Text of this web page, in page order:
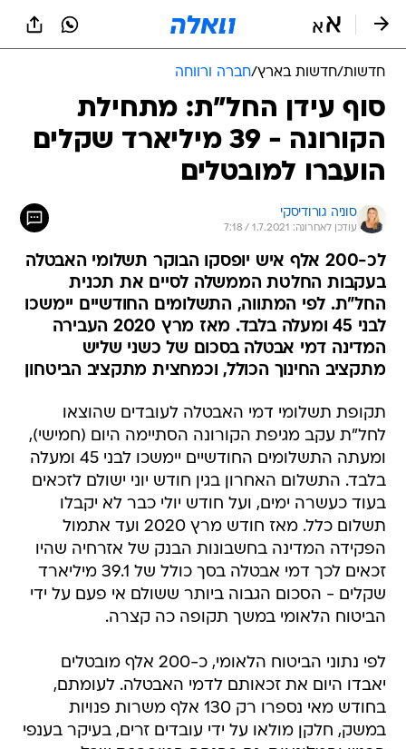
חדשות/חדשות בארץ/חברה ורווחה
סוף עידן החל"ת: מתחילת
הקורונה - 39 מיליארד שקלים
הועברו למובטלים
סוניה גורודיסקי
עודכן לאחרונה: 1.7.2021 / 7:18
לכ-200 אלף איש יופסקו הבוקר תשלומי האבטלה
בעקבות החלטת הממשלה לסיים את תכנית
החל"ת. לפי המתווה, התשלומים החודשיים יימשכו
לבני 45 ומעלה בלבד. מאז מרץ 2020 העבירה
המדינה דמי אבטלה בסכום של כשני שליש
מתקציב החינוך הכולל, וכמחצית מתקציב הביטחון
תקופת תשלומי דמי האבטלה לעובדים שהוצאו
לחל"ת עקב מגיפת הקורונה הסתיימה היום (חמישי),
ומעתה התשלומים החודשיים יימשכו לבני 45 ומעלה
בלבד. התשלום האחרון בגין חודש יוני ישולם לזכאים
בעוד כעשרה ימים, ועל חודש יולי כבר לא יקבלו
תשלום כלל. מאז חודש מרץ 2020 ועד אתמול
הפקידה המדינה בחשבונות הבנק של אזרחיה שהיו
זכאים לכך דמי אבטלה בסך כולל של 39.1 מיליארד
שקלים - הסכום הגבוה ביותר ששולם אי פעם על ידי
הביטוח הלאומי במשך תקופה כה קצרה.
לפי נתוני הביטוח הלאומי, כ-200 אלף מובטלים
יאבדו היום את זכאותם לדמי האבטלה. לעומתם,
בחודש מאי נספרו רק 130 אלף משרות פנויות
במשק, חלקן מולאו על ידי עובדים זרים, בעיקר בענפי